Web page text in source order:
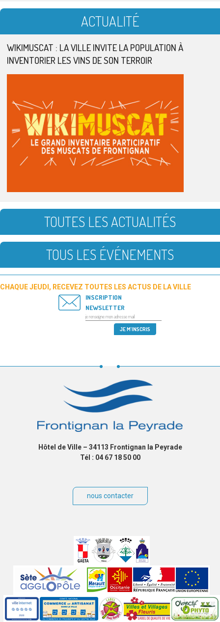
ACTUALITÉ
WIKIMUSCAT : LA VILLE INVITE LA POPULATION À
INVENTORIER LES VINS DE SON TERROIR
TOUTES LES ACTUALITÉS
TOUS LES ÉVÉNEMENTS
CHAQUE JEUDI, RECEVEZ TOUTES LES ACTUS DE LA VILLE
INSCRIPTION
NEWSLETTER
Hôtel de Ville – 34113 Frontignan la Peyrade
Tél : 04 67 18 50 00
nous contacter
partenaires
Labels